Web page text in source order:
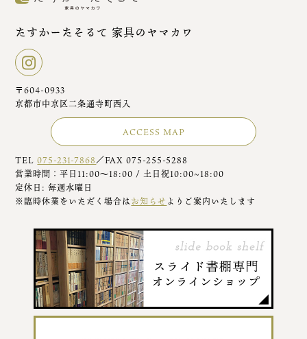
たすかーたそるて 家具のヤマカワ
〒604-0933
京都市中京区二条通寺町西入
ACCESS MAP
TEL075-231-7868／FAX 075-255-5288
営業時間：平日11:00～18:00 / 土日祝10:00~18:00
定休日: 毎週水曜日
※臨時休業をいただく場合はお知らせ よりご案内いたします